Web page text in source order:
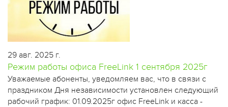
29 авг. 2025 г.
Режим работы офиса FreeLink 1 сентября 2025г
​Уважаемые абоненты, уведомляем вас, что в связи с
праздником Дня независимости установлен следующий
рабочий график: 01.09.2025г офис FreeLink и касса -